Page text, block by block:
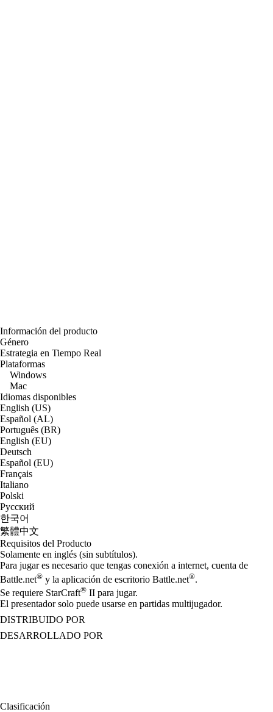
Información del producto
Género
Estrategia en Tiempo Real
Plataformas
Windows
Mac
Idiomas disponibles
English (US)
Español (AL)
Português (BR)
English (EU)
Deutsch
Español (EU)
Français
Italiano
Polski
Русский
한국어
繁體中文
Requisitos del Producto
Solamente en inglés (sin subtítulos).
Para jugar es necesario que tengas conexión a internet, cuenta de
Battle.net® y la aplicación de escritorio Battle.net®.
Se requiere StarCraft® II para jugar.
El presentador solo puede usarse en partidas multijugador.
DISTRIBUIDO POR
DESARROLLADO POR
Clasificación